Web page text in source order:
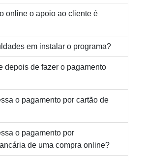
online o apoio ao cliente é
em instalar o programa?
depois de fazer o pagamento
o pagamento por cartão de
o pagamento por
de uma compra online?